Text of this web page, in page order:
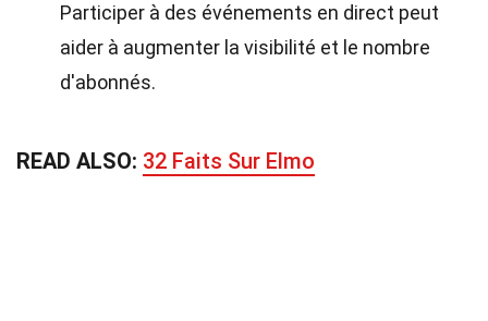
Participer à des événements en direct peut
aider à augmenter la visibilité et le nombre
d'abonnés.
READ ALSO: 32 Faits Sur Elmo